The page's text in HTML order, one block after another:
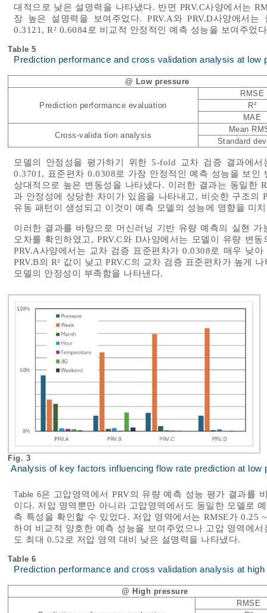
대적으로 낮은 설명력을 나타냈다. 반면 PRV.C사양에서는
장 높은 설명력을 보여주었다. PRV.A와 PRV.D사양에서
0.3121, R² 0.6084로 비교적 안정적인 예측 성능을 보여주었
Table 5
Prediction performance and cross validation analysis at low
@ Low pressure
Prediction performance evaluation
RMSE
R²
MAE
Cross-valida tion analysis
Mean
Standard
모델의 안정성을 평가하기 위한 5-fold 교차 검증 결과에
0.3701, 표준편차 0.0308로 가장 안정적인 예측 성능을 보인
상대적으로 높은 변동성을 나타냈다. 이러한 결과는 동일한
과 안정성에 상당한 차이가 있음을 나타내고, 비슷한 구조의
유동 패턴이 생성되고 이것이 예측 모델의 성능에 영향을 미
이러한 결과를 바탕으로 머신러닝 기반 유량 예측의 실현
오차를 확인하였고, PRV.C와 D사양에서는 모델이 유량 변
PRV.A사양에서는 교차 검증 표준편차가 0.0308로 매우 낮
PRV.B의 R² 값이 낮고 PRV.C의 교차 검증 표준편차가 높게
모델의 안정성이 부족함을 나타낸다.
Fig. 3
Analysis of key factors influencing flow rate prediction at low
Table 6은 고압영역에서 PRV의 유량 예측 성능 평가 결과를
이다. 저압 영역뿐만 아니라 고압영역에서도 동일한 모델로
측 특성을 확인할 수 있었다. 저압 영역에서는 RMSE가 0.25
하여 비교적 양호한 예측 성능을 보여주었으나 고압 영역에
도 최대 0.52로 저압 영역 대비 낮은 설명력을 나타냈다.
Table 6
Prediction performance and cross validation analysis at
@ High pressure
RMSE